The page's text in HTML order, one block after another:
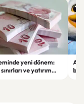
yeni dönem:
ve yatırım